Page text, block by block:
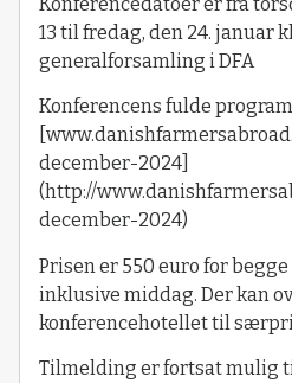
13 til fredag, den 24. januar
generalforsamling i DFA
Konferencens fulde program
december-2024]
(http://
december-2024)
Prisen er 550 euro for
inklusive middag. Der kan
konferencehotellet til
Tilmelding er fortsat mulig